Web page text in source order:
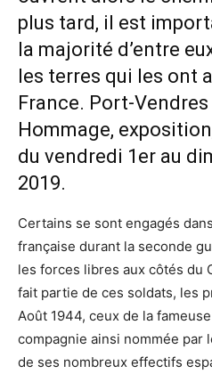
plus tard, il est
la majorité d’entre
les terres qui les ont
France. Port-
Hommage,
du vendredi 1er au
2019.
Certains se sont engagés
française durant la seconde
les forces libres aux côtés du
fait partie de ces soldats, les
Août 1944, ceux de la
compagnie ainsi nommée par
de ses nombreux effectifs